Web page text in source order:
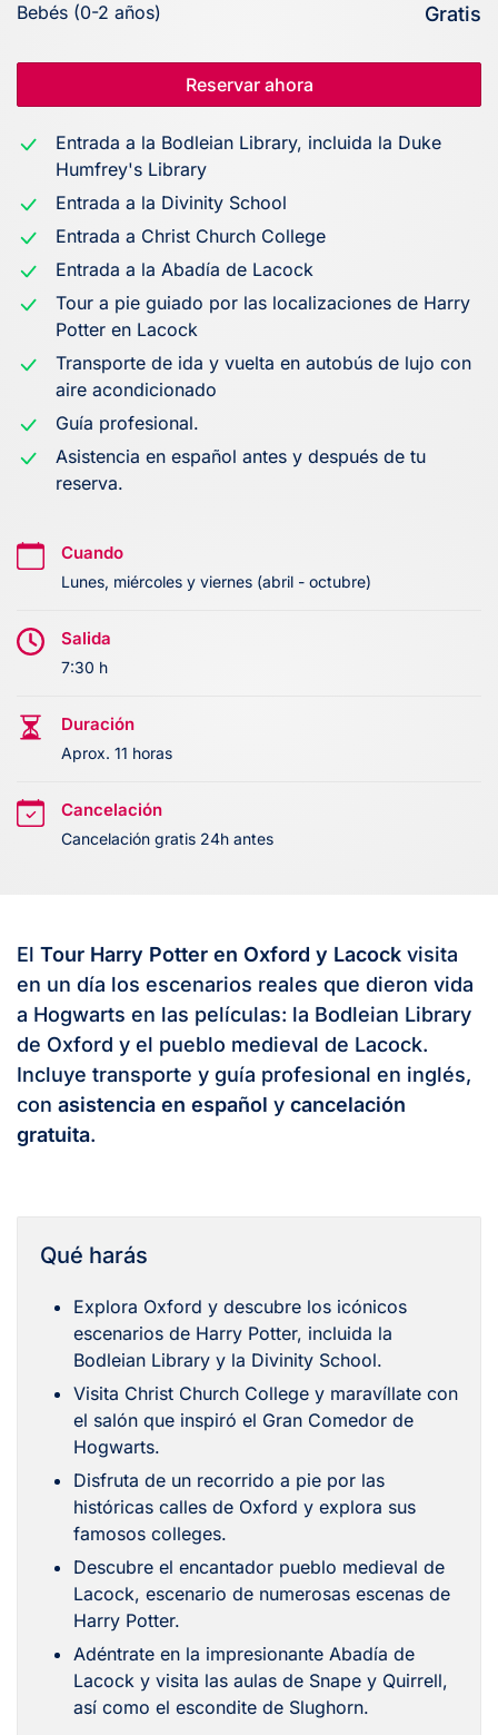
Bebés (0-2 años) Gratis
Reservar ahora
Entrada a la Bodleian Library, incluida la Duke
Humfrey's Library
Entrada a la Divinity School
Entrada a Christ Church College
Entrada a la Abadía de Lacock
Tour a pie guiado por las localizaciones de Harry
Potter en Lacock
Transporte de ida y vuelta en autobús de lujo con
aire acondicionado
Guía profesional.
Asistencia en español antes y después de tu
reserva.
Cuando
Lunes, miércoles y viernes (abril - octubre)
Salida
7:30 h
Duración
Aprox. 11 horas
Cancelación
Cancelación gratis 24h antes
El Tour Harry Potter en Oxford y Lacock visita
en un día los escenarios reales que dieron vida
a Hogwarts en las películas: la Bodleian Library
de Oxford y el pueblo medieval de Lacock.
Incluye transporte y guía profesional en inglés,
con asistencia en español y cancelación
gratuita.
Qué harás
Explora Oxford y descubre los icónicos
escenarios de Harry Potter, incluida la
Bodleian Library y la Divinity School.
Visita Christ Church College y maravíllate con
el salón que inspiró el Gran Comedor de
Hogwarts.
Disfruta de un recorrido a pie por las
históricas calles de Oxford y explora sus
famosos colleges.
Descubre el encantador pueblo medieval de
Lacock, escenario de numerosas escenas de
Harry Potter.
Adéntrate en la impresionante Abadía de
Lacock y visita las aulas de Snape y Quirrell,
así como el escondite de Slughorn.